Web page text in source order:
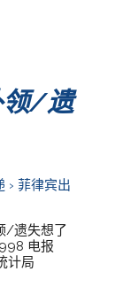
领/遗
菲律宾出
/遗失想了
电报
计局